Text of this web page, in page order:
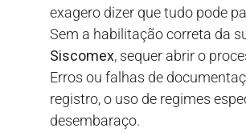
exagero dizer que tudo pode
Sem a habilitação correta da
Siscomex, sequer abrir o
Erros ou falhas de
registro, o uso de regimes
desembaraço.